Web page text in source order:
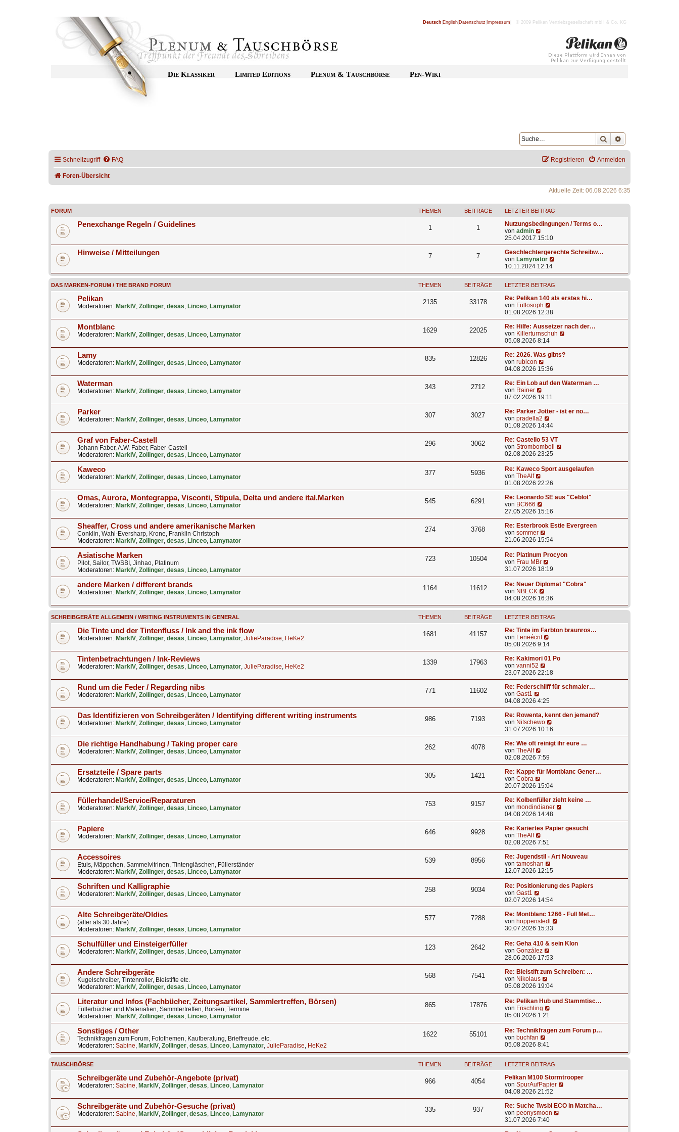
Deutsch English Datenschutz Impressum | © 2009 Pelikan Vertriebsgesellschaft mbH & Co. KG
Die Klassiker Limited Editions Plenum & Tauschbörse Pen-Wiki
Suche
Schnellzugriff FAQ Anmelden
Registrieren
Foren-Übersicht
Aktuelle Zeit: 06.08.2026 6:35
FORUM THEMEN BEITRÄGE LETZTER BEITRAG
Penexchange Regeln / Guidelines 1 1
Nutzungsbedingungen / Terms o…
von admin
e
u
e
s
t
e
r
B
e
i
t
r
g
25.04.2017 15:10
Hinweise / Mitteilungen 7 7
Geschlechtergerechte Schreibw…
von Lamynator
u
e
t
e
i
t
g
10.11.2024 12:14
DAS MARKEN-FORUM / THE BRAND FORUM THEMEN BEITRÄGE LETZTER BEITRAG
Pelikan
Moderatoren: MarkIV, Zollinger, desas, Linceo, Lamynator
2135 33178
Re: Pelikan 140 als erstes hi…
von Füllosoph
e
u
e
s
e
r
e
i
t
a
g
01.08.2026 12:38
Montblanc
Moderatoren: MarkIV, Zollinger, desas, Linceo, Lamynator
1629 22025
Re: Hilfe: Aussetzer nach der…
von Killerturnschuh
u
e
e
r
i
t
g
05.08.2026 8:14
Lamy
Moderatoren: MarkIV, Zollinger, desas, Linceo, Lamynator
835 12826
Re: 2026. Was gibts?
von rubicon
e
u
e
t
e
r
B
e
i
t
r
a
g
04.08.2026 15:36
Waterman
Moderatoren: MarkIV, Zollinger, desas, Linceo, Lamynator
343 2712
Re: Ein Lob auf den Waterman …
von Rainer
e
u
e
s
t
e
r
B
e
i
t
a
g
07.02.2026 19:11
Parker
Moderatoren: MarkIV, Zollinger, desas, Linceo, Lamynator
307 3027
Re: Parker Jotter - ist er no…
von pradella2
e
u
e
s
t
e
r
e
i
t
a
g
01.08.2026 14:44
Graf von Faber-Castell
Johann Faber, A.W. Faber, Faber-Castell
Moderatoren: MarkIV, Zollinger, desas, Linceo, Lamynator
296 3062
Re: Castello 53 VT
von Strombomboli
u
e
e
r
i
t
02.08.2026 23:25
Kaweco
Moderatoren: MarkIV, Zollinger, desas, Linceo, Lamynator
377 5936
Re: Kaweco Sport ausgelaufen
von TheAlf
e
u
e
s
t
e
r
B
e
i
r
a
01.08.2026 22:26
Omas, Aurora, Montegrappa, Visconti, Stipula, Delta und andere ital.Marken
Moderatoren: MarkIV, Zollinger, desas, Linceo, Lamynator
545 6291
Re: Leonardo SE aus "Ceblot"
von BC666
e
u
e
s
t
e
r
B
e
t
r
a
27.05.2026 15:16
Sheaffer, Cross und andere amerikanische Marken
Conklin, Wahl-Eversharp, Krone, Franklin Christoph
Moderatoren: MarkIV, Zollinger, desas, Linceo, Lamynator
274 3768
Re: Esterbrook Estie Evergreen
von sommer
e
u
e
s
t
r
e
t
r
a
g
21.06.2026 15:54
Asiatische Marken
Pilot, Sailor, TWSBI, Jinhao, Platinum
Moderatoren: MarkIV, Zollinger, desas, Linceo, Lamynator
723 10504
Re: Platinum Procyon
von Frau MBr
e
u
e
t
e
r
B
e
i
r
a
g
31.07.2026 18:19
andere Marken / different brands
Moderatoren: MarkIV, Zollinger, desas, Linceo, Lamynator
1164 11612
Re: Neuer Diplomat "Cobra"
von NBECK
e
u
e
s
e
r
B
e
i
t
r
a
g
04.08.2026 16:36
SCHREIBGERÄTE ALLGEMEIN / WRITING INSTRUMENTS IN GENERAL THEMEN BEITRÄGE LETZTER BEITRAG
Die Tinte und der Tintenfluss / Ink and the ink flow
Moderatoren: MarkIV, Zollinger, desas, Linceo, Lamynator, JulieParadise, HeKe2
1681 41157
Re: Tinte im Farbton braunros…
von Leneécrit
e
u
e
t
e
r
e
i
t
r
a
g
05.08.2026 9:14
Tintenbetrachtungen / Ink-Reviews
Moderatoren: MarkIV, Zollinger, desas, Linceo, Lamynator, JulieParadise, HeKe2
1339 17963
Re: Kakimori 01 Po
von vanni52
e
u
e
t
e
r
B
e
i
t
a
g
23.07.2026 22:18
Rund um die Feder / Regarding nibs
Moderatoren: MarkIV, Zollinger, desas, Linceo, Lamynator
771 11602
Re: Federschliff für schmaler…
von Gast1
e
u
e
s
t
e
r
B
e
i
t
r
a
g
04.08.2026 4:25
Das Identifizieren von Schreibgeräten / Identifying different writing instruments
Moderatoren: MarkIV, Zollinger, desas, Linceo, Lamynator
986 7193
Re: Rowenta, kennt den jemand?
von Nitschewo
e
u
e
e
r
e
i
t
r
a
g
31.07.2026 10:16
Die richtige Handhabung / Taking proper care
Moderatoren: MarkIV, Zollinger, desas, Linceo, Lamynator
262 4078
Re: Wie oft reinigt ihr eure …
von TheAlf
e
u
e
t
e
r
B
e
i
t
a
g
02.08.2026 7:59
Ersatzteile / Spare parts
Moderatoren: MarkIV, Zollinger, desas, Linceo, Lamynator
305 1421
Re: Kappe für Montblanc Gener…
von Cobra
e
u
e
s
t
e
r
e
i
t
r
a
g
20.07.2026 15:04
Füllerhandel/Service/Reparaturen
Moderatoren: MarkIV, Zollinger, desas, Linceo, Lamynator
753 9157
Re: Kolbenfüller zieht keine …
von mondindianer
u
e
e
r
i
t
g
04.08.2026 14:48
Papiere
Moderatoren: MarkIV, Zollinger, desas, Linceo, Lamynator
646 9928
Re: Kariertes Papier gesucht
von TheAlf
e
u
e
s
t
e
r
e
i
t
r
a
02.08.2026 7:51
Accessoires
Etuis, Mäppchen, Sammelvitrinen, Tintengläschen, Füllerständer
Moderatoren: MarkIV, Zollinger, desas, Linceo, Lamynator
539 8956
Re: Jugendstil - Art Nouveau
von tamoshan
e
u
e
t
e
r
B
e
t
a
12.07.2026 12:15
Schriften und Kalligraphie
Moderatoren: MarkIV, Zollinger, desas, Linceo, Lamynator
258 9034
Re: Positionierung des Papiers
von Gast1
e
u
e
s
t
e
r
B
e
i
t
r
a
02.07.2026 14:54
Alte Schreibgeräte/Oldies
(älter als 30 Jahre)
Moderatoren: MarkIV, Zollinger, desas, Linceo, Lamynator
577 7288
Re: Montblanc 1266 - Full Met…
von hoppenstedt
u
e
e
r
t
30.07.2026 15:33
Schulfüller und Einsteigerfüller
Moderatoren: MarkIV, Zollinger, desas, Linceo, Lamynator
123 2642
Re: Geha 410 & sein Klon
von González
e
u
e
t
e
r
t
r
28.06.2026 17:53
Andere Schreibgeräte
Kugelschreiber, Tintenroller, Bleistifte etc.
Moderatoren: MarkIV, Zollinger, desas, Linceo, Lamynator
568 7541
Re: Bleistift zum Schreiben: …
von Nikolaus
e
u
e
s
t
r
B
e
t
r
a
g
05.08.2026 19:04
Literatur und Infos (Fachbücher, Zeitungsartikel, Sammlertreffen, Börsen)
Füllerbücher und Materialien, Sammlertreffen, Börsen, Termine
Moderatoren: MarkIV, Zollinger, desas, Linceo, Lamynator
865 17876
Re: Pelikan Hub und Stammtisc…
von Frischling
u
e
r
B
e
i
t
r
a
g
05.08.2026 1:21
Sonstiges / Other
Technikfragen zum Forum, Fotothemen, Kaufberatung, Brieffreude, etc.
Moderatoren: Sabine, MarkIV, Zollinger, desas, Linceo, Lamynator, JulieParadise, HeKe2
1622 55101
Re: Technikfragen zum Forum p…
von buchfan
e
u
e
s
t
e
r
B
e
i
t
r
a
05.08.2026 8:41
TAUSCHBÖRSE THEMEN BEITRÄGE LETZTER BEITRAG
Schreibgeräte und Zubehör-Angebote (privat)
Moderatoren: Sabine, MarkIV, Zollinger, desas, Linceo, Lamynator
966 4054
Pelikan M100 Stormtrooper
von SpurAufPapier
u
e
e
04.08.2026 21:52
Schreibgeräte und Zubehör-Gesuche (privat)
Moderatoren: Sabine, MarkIV, Zollinger, desas, Linceo, Lamynator
335 937
Re: Suche Twsbi ECO in Matcha…
von peonysmoon
u
31.07.2026 7:40